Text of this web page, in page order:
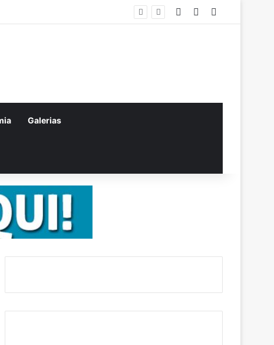
Entrar Artigo aleatório
Galerias